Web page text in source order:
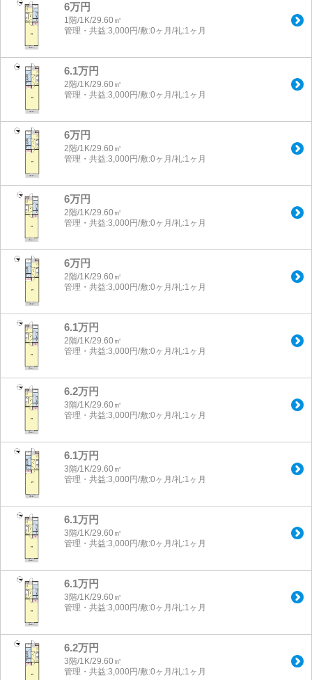
6万円
1階/1K/29.60㎡
管理・共益:3,000円/敷:0ヶ月/礼:1ヶ月
6.1万円
2階/1K/29.60㎡
管理・共益:3,000円/敷:0ヶ月/礼:1ヶ月
6万円
2階/1K/29.60㎡
管理・共益:3,000円/敷:0ヶ月/礼:1ヶ月
6万円
2階/1K/29.60㎡
管理・共益:3,000円/敷:0ヶ月/礼:1ヶ月
6万円
2階/1K/29.60㎡
管理・共益:3,000円/敷:0ヶ月/礼:1ヶ月
6.1万円
2階/1K/29.60㎡
管理・共益:3,000円/敷:0ヶ月/礼:1ヶ月
6.2万円
3階/1K/29.60㎡
管理・共益:3,000円/敷:0ヶ月/礼:1ヶ月
6.1万円
3階/1K/29.60㎡
管理・共益:3,000円/敷:0ヶ月/礼:1ヶ月
6.1万円
3階/1K/29.60㎡
管理・共益:3,000円/敷:0ヶ月/礼:1ヶ月
6.1万円
3階/1K/29.60㎡
管理・共益:3,000円/敷:0ヶ月/礼:1ヶ月
6.2万円
3階/1K/29.60㎡
管理・共益:3,000円/敷:0ヶ月/礼:1ヶ月